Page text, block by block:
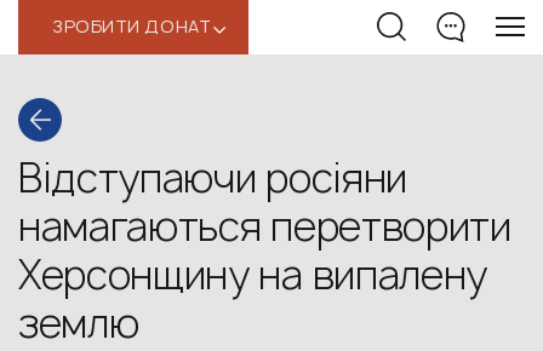
ЗРОБИТИ ДОНАТ‹
Відступаючи росіяни
намагаються перетворити
Херсонщину на випалену
землю